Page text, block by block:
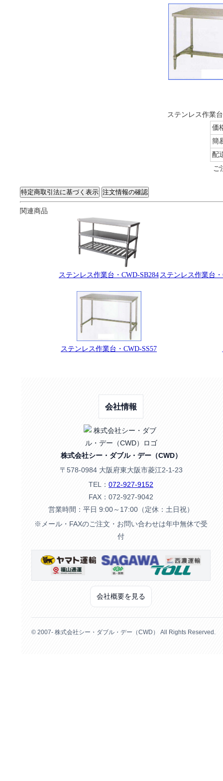
ステンレス作業
価
簡
配
ご
関連商品
ステンレス作業台・CWD-SB284 ステンレス作業台
ステンレス作業台・CWD-SS57
会社情報
株式会社シー・ダブル・デー（CWD）
〒578-0984 大阪府東大阪市菱江2-1-23
TEL： 072-927-9152
FAX：072-927-9042
営業時間：平日 9:00～17:00（定休：土日祝）
※メール・FAXのご注文・お問い合わせは年中無休で受
付
会社概要を見る
© 2007- 株式会社シー・ダブル・デー（CWD） All Rights Reserved.